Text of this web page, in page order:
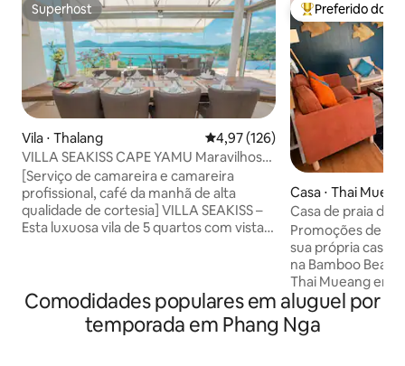
Superhost
Superhost
Vila ⋅ Thalang 4,97 de uma avaliação média de
4,97 (126)
VILLA SEAKISS CAPE YAMU Maravilhosa
Vila com Vista para o Mar, Café da Manhã
Incluído, Empregada e Mordomo
[Serviço de camareira e camareira
profissional, café da manhã de alta
qualidade de cortesia] VILLA SEAKISS –
Esta luxuosa vila de 5 quartos com vista
de Andaman, dentro de uma área
fechada de vilas de luxo. Cobrindo uma
área de 1.400 m² com uma piscina de 17
Entre os
Preferido dos
Casa ⋅ Thai
Casa de praia de
(2 quartos)
Promoções de
sua própria casa
na Bamboo Beach
Thai Mueang em
minutos do
metros
de solteiro) • A
Comodidades populares em aluguel por
temporada em Phang Nga